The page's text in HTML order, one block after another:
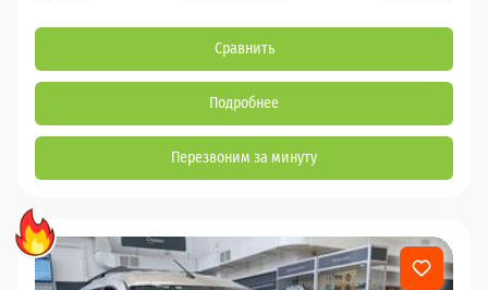
Сравнить
Подробнее
Перезвоним за минуту